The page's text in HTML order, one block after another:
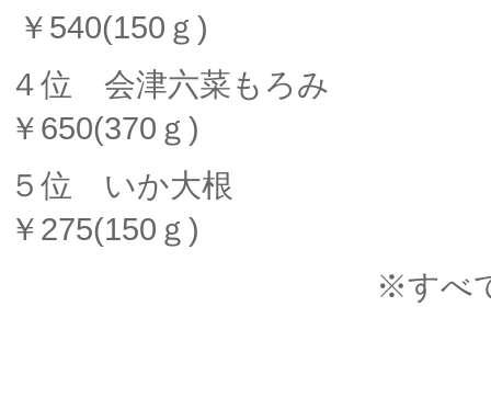
￥540(150ｇ)
４位 会
￥650(370ｇ)
５位
￥275(150ｇ)
※すべ